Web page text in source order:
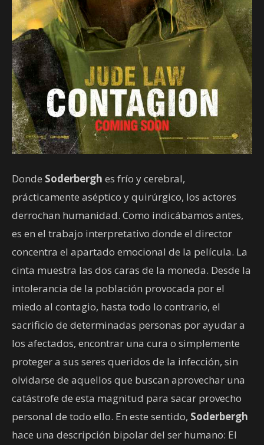
Donde Soderbergh es frío y cerebral,
prácticamente aséptico y quirúrgico, los actores
derrochan humanidad. Como indicábamos antes,
es en el trabajo interpretativo donde el director
concentra el apartado emocional de la película. La
cinta muestra las dos caras de la moneda. Desde la
intolerancia de la población provocada por el
miedo al contagio, hasta todo lo contrario, el
sacrificio de determinadas personas por ayudar a
los afectados, encontrar una cura o simplemente
proteger a sus seres queridos de la infección, sin
olvidarse de aquellos que buscan aprovechar una
catástrofe de esta magnitud para sacar provecho
personal de todo ello. En este sentido, Soderbergh
hace una descripción bipolar del ser humano: El